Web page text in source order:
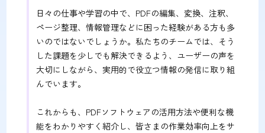
日々の仕事や学習の中で、PDFの編集、変換、注釈、
ページ整理、情報管理などに困った経験がある方も多
いのではないでしょうか。私たちのチームでは、そう
した課題を少しでも解決できるよう、ユーザーの声を
大切にしながら、実用的で役立つ情報の発信に取り組
んでいます。
これからも、PDFソフトウェアの活用方法や便利な機
能をわかりやすく紹介し、皆さまの作業効率向上をサ